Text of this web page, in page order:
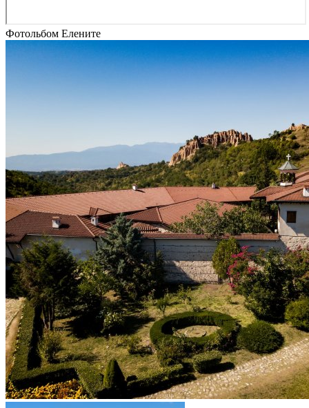
Фотольбом Елените